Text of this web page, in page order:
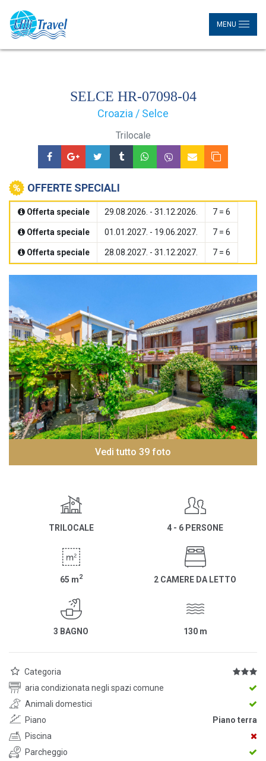
MENU
SELCE HR-07098-04
Croazia / Selce
Trilocale
OFFERTE SPECIALI
Offerta speciale 29.08.2026. - 31.12.2026. 7 = 6
Offerta speciale 01.01.2027. - 19.06.2027. 7 = 6
Offerta speciale 28.08.2027. - 31.12.2027. 7 = 6
Vedi tutto 39 foto
TRILOCALE 4 - 6 PERSONE
65 m2 2 CAMERE DA LETTO
3 BAGNO 130 m
Categoria
aria condizionata negli spazi comune
Animali domestici
Piano
Piano terra
Piscina
Parcheggio